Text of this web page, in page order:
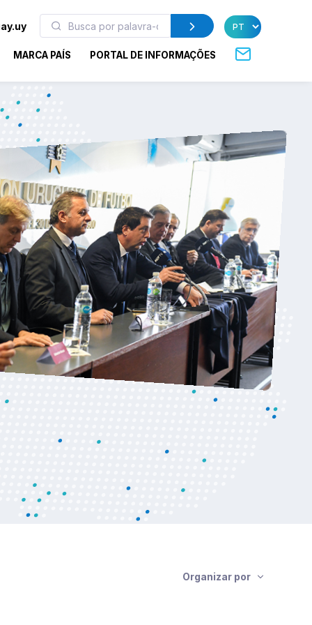
MARCA PAÍS PORTAL DE INFORMAÇÕES
Organizar por